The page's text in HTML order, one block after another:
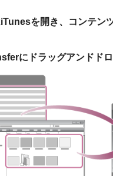
を開き、コンテン
にドラッグアンドドロ